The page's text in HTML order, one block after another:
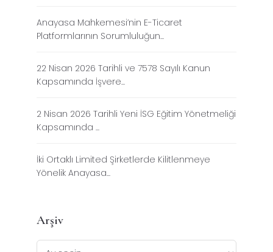
Anayasa Mahkemesi’nin E-Ticaret
Platformlarının Sorumluluğun...
22 Nisan 2026 Tarihli ve 7578 Sayılı Kanun
Kapsamında İşvere...
2 Nisan 2026 Tarihli Yeni İSG Eğitim Yönetmeliği
Kapsamında ...
İki Ortaklı Limited Şirketlerde Kilitlenmeye
Yönelik Anayasa...
Arşiv